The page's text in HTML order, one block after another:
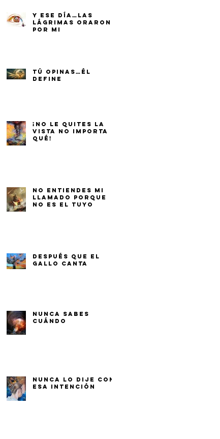
Y ESE DÍA…LAS
LÁGRIMAS ORARON
POR MI
TÚ OPINAS…ÉL
DEFINE
¡NO LE QUITES LA
VISTA NO IMPORTA
QUÉ!
NO ENTIENDES MI
LLAMADO PORQUE
NO ES EL TUYO
DESPUÉS QUE EL
GALLO CANTA
NUNCA SABES
CUÁNDO
NUNCA LO DIJE CON
ESA INTENCIÓN